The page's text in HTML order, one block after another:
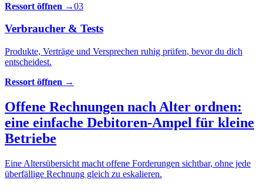
Ressort öffnen →03
Verbraucher & Tests
Produkte, Verträge und Versprechen ruhig prüfen, bevor du dich
entscheidest.
Ressort öffnen →
Offene Rechnungen nach Alter ordnen:
eine einfache Debitoren-Ampel für kleine
Betriebe
Eine Altersübersicht macht offene Forderungen sichtbar, ohne jede
überfällige Rechnung gleich zu eskalieren.